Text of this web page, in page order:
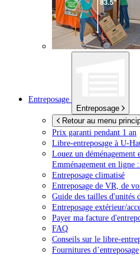
Entreposage
Entreposage
Retour au menu
Prix garanti pendant 1 an
Libre-entreposage à U-
Louez un déménagement
Emménagement en ligne
Entreposage climatisé
Entreposage de VR, de
Guide des tailles d'unités
Entreposage extérieur/
Payer ma facture
FAQ
Conseils sur le libre-
Fournitures d’entreposage